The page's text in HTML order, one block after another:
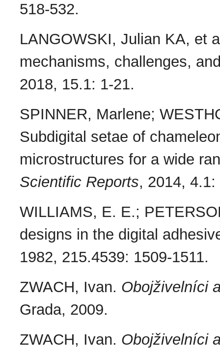
518-532.
LANGOWSKI, Julian KA, et
mechanisms, challenges,
2018, 15.1: 1-21.
SPINNER, Marlene;
Subdigital setae of
microstructures for a wide
Scientific Reports, 2014, 4.1:
WILLIAMS, E. E.;
designs in the digital
1982, 215.4539: 1509-1511.
ZWACH, Ivan. Obojživelníci
Grada, 2009.
ZWACH, Ivan. Obojživelníci